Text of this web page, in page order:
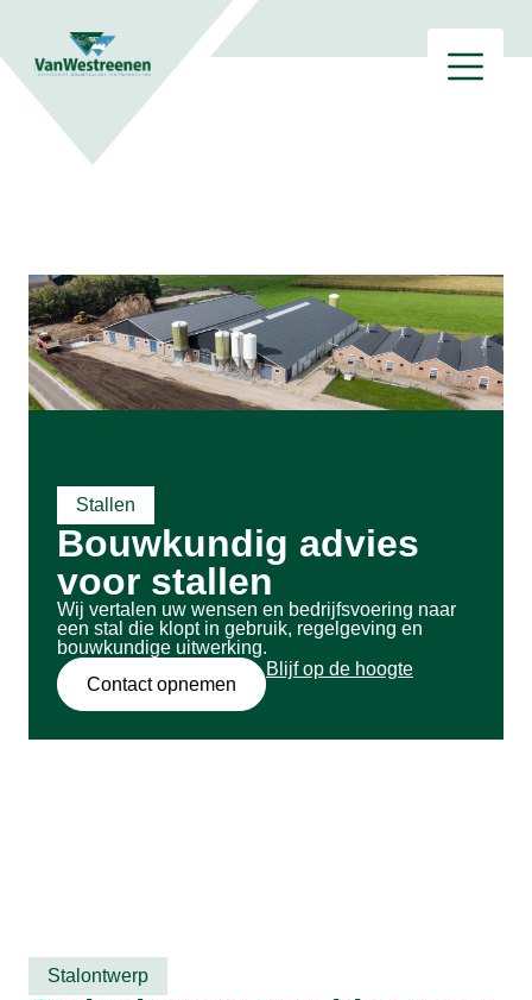
Stallen
Bouwkundig advies
voor stallen
Wij vertalen uw wensen en bedrijfsvoering naar
een stal die klopt in gebruik, regelgeving en
bouwkundige uitwerking.
Contact opnemen
Blijf op de hoogte
Stalontwerp